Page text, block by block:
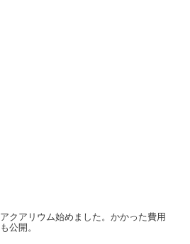
アクアリウム始めました。かかった費用
も公開。